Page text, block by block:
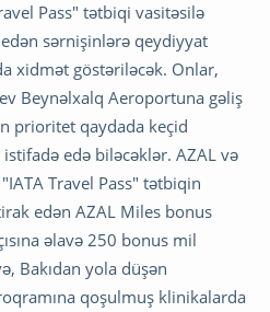
Pass" tətbiqi vasitəsilə
sərnişinlərə qeydiyyat
xidmət göstəriləcək. Onlar,
Beynəlxalq Aeroportuna gəliş
prioritet qaydada keçid
edə biləcəklər. AZAL və
Travel Pass" tətbiqin
edən AZAL Miles bonus
əlavə 250 bonus mil
Bakıdan yola düşən
qoşulmuş klinikalarda